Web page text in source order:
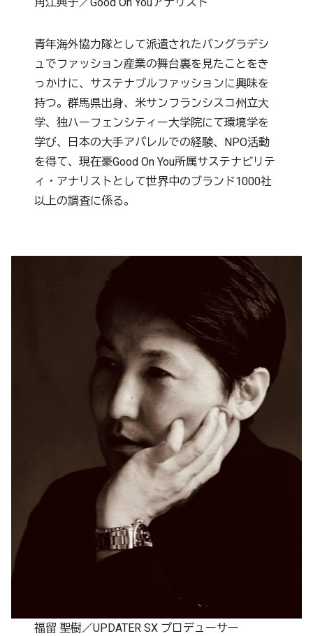
青年海外協力隊として派遣されたバングラデシ
ュでファッション産業の舞台裏を見たことをき
っかけに、サステナブルファッションに興味を
持つ。群馬県出身、米サンフランシスコ州立大
学、独ハーフェンシティー大学院にて環境学を
学び、日本の大手アパレルでの経験、NPO活動
を得て、現在豪Good On You所属サステナビリテ
ィ・アナリストとして世界中のブランド1000社
以上の調査に係る。
福留 聖樹／UPDATER SX プロデューサー